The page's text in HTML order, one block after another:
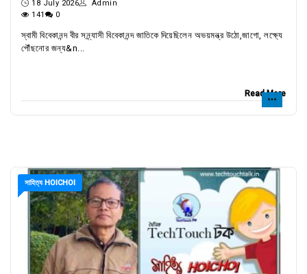
18 July 2026
Admin
141
0
স্বামী বিবেকানন্দ বীর সন্ন্যাসী বিবেকানন্দ জাতিকে দিয়েছিলেন অভয়মন্ত্র উঠো,জাগো, লক্ষ্যে
পৌঁছনোর জন্য&n...
Read More
সাহিত্য HOICHOI